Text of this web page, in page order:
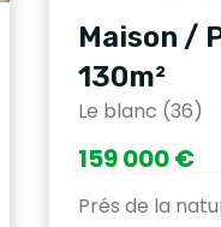
Maison /
130m²
Le blanc (36)
159 000 €
Prés de la